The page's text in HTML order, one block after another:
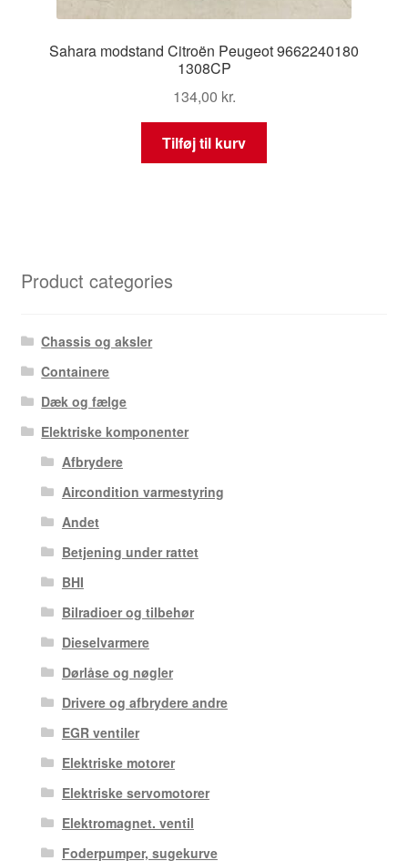
Sahara modstand Citroën Peugeot 9662240180
1308CP
134,00 kr.
Tilføj til kurv
Product categories
Chassis og aksler
Containere
Dæk og fælge
Elektriske komponenter
Afbrydere
Aircondition varmestyring
Andet
Betjening under rattet
BHI
Bilradioer og tilbehør
Dieselvarmere
Dørlåse og nøgler
Drivere og afbrydere andre
EGR ventiler
Elektriske motorer
Elektriske servomotorer
Elektromagnet. ventil
Foderpumper, sugekurve